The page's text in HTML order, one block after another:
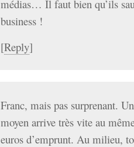
médias… Il faut bien qu’ils
business !
[Reply]
Franc, mais pas surprenant.
moyen arrive très vite au
euros d’emprunt. Au milieu,